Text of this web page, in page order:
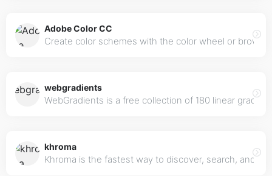
Adobe Color CC
Create color schemes with the color wheel or
webgradients
WebGradients is a free collection of 180 linear
khroma
Khroma is the fastest way to discover, search, and